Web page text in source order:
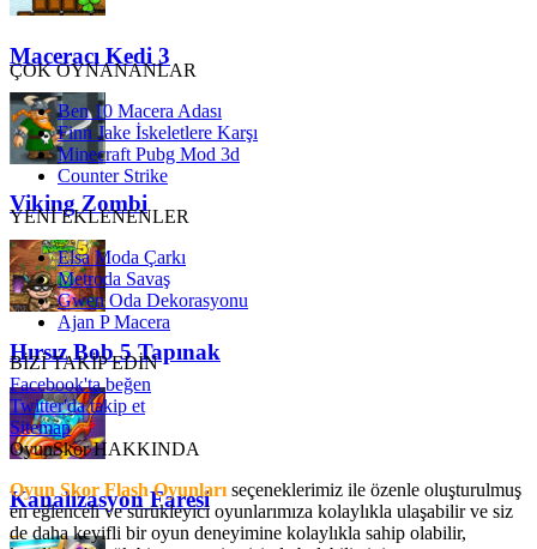
Maceracı Kedi 3
Viking Zombi
Hırsız Bob 5 Tapınak
Kanalizasyon Faresi
ÇOK OYNANANLAR
Ben 10 Macera Adası
Finn Jake İskeletlere Karşı
Minecraft Pubg Mod 3d
Counter Strike
YENİ EKLENENLER
Elsa Moda Çarkı
Metroda Savaş
Gwen Oda Dekorasyonu
Ajan P Macera
BİZİ TAKİP EDİN
Facebook'ta beğen
Twitter'da takip et
Sitemap
OyunSkor HAKKINDA
Oyun Skor Flash Oyunları seçeneklerimiz ile özenle oluşturulmuş
en eğlenceli ve sürükleyici oyunlarımıza kolaylıkla ulaşabilir ve siz
de daha keyifli bir oyun deneyimine kolaylıkla sahip olabilir,